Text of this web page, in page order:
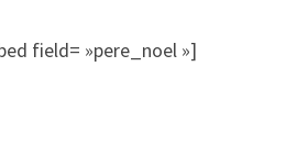
field= »pere_noel »]